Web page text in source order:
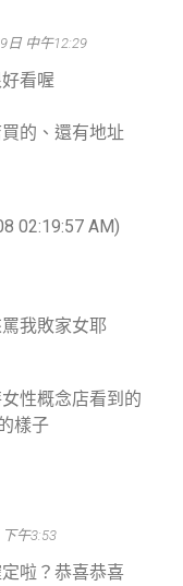
日 中午12:29
看喔
的、還有地址
02:19:57 AM)
我敗家女耶
性概念店看到的
樣子
午3:53
啦？恭喜恭喜